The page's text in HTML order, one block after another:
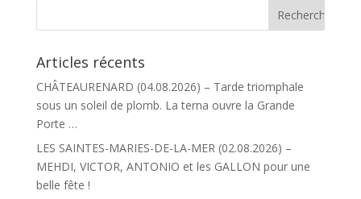
Articles récents
CHÂTEAURENARD (04.08.2026) – Tarde triomphale
sous un soleil de plomb. La terna ouvre la Grande
Porte …
LES SAINTES-MARIES-DE-LA-MER (02.08.2026) –
MEHDI, VICTOR, ANTONIO et les GALLON pour une
belle fête !